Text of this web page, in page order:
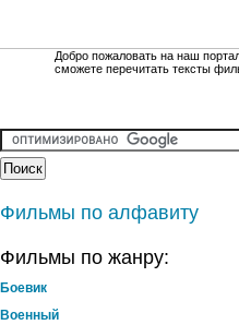
Добро пожаловать на наш
сможете перечитать тексты
Фильмы по алфавиту
Фильмы по жанру:
Боевик
Военный